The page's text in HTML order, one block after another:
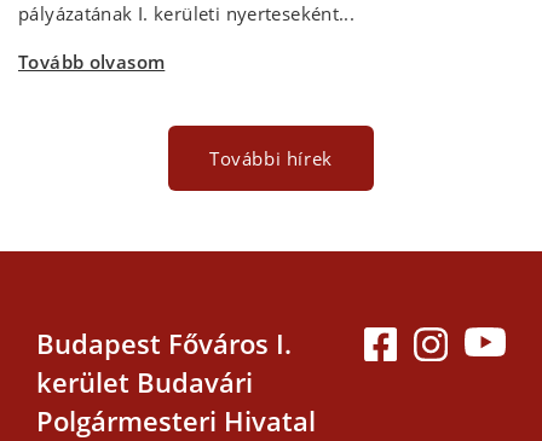
pályázatának I. kerületi nyerteseként...
Tovább olvasom
További hírek
Budapest Főváros I.
kerület Budavári
Polgármesteri Hivatal